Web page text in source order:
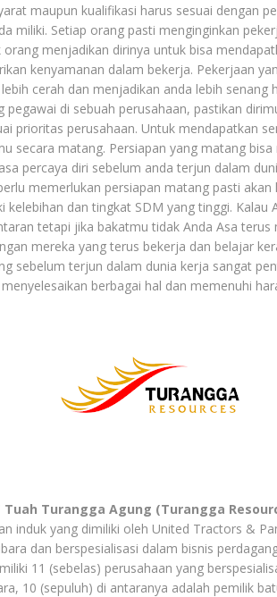
maupun kualifikasi harus sesuai dengan
miliki. Setiap orang pasti menginginkan
orang menjadikan dirinya untuk bisa
kenyamanan dalam bekerja. Pekerjaan
cerah dan menjadikan anda lebih senang
pegawai di sebuah perusahaan, pastikan
prioritas perusahaan. Untuk mendapatkan
secara matang. Persiapan yang matang
percaya diri sebelum anda terjun dalam
memerlukan persiapan matang pasti akan
kelebihan dan tingkat SDM yang tinggi. Kalau
tetapi jika bakatmu tidak Anda Asa terus
mereka yang terus bekerja dan belajar
sebelum terjun dalam dunia kerja sangat
berbagai hal dan memenuhi
Tuah Turangga Agung (Turangga
induk yang dimiliki oleh United Tractors &
dan berspesialisasi dalam bisnis
11 (sebelas) perusahaan yang
10 (sepuluh) di antaranya adalah pemilik